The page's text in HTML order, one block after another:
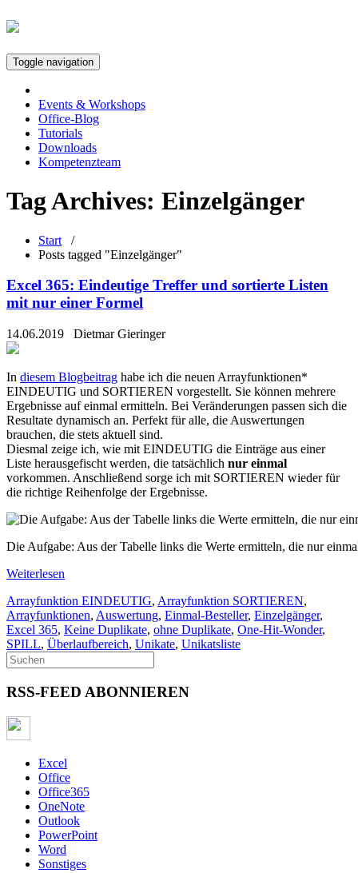
Toggle navigation
Events & Workshops
Office-Blog
Tutorials
Downloads
Kompetenzteam
Tag Archives: Einzelgänger
Start /
Posts tagged "Einzelgänger"
Excel 365: Eindeutige Treffer und sortierte Listen
mit nur einer Formel
14.06.2019 Dietmar Gieringer
In diesem Blogbeitrag habe ich die neuen Arrayfunktionen*
EINDEUTIG und SORTIEREN vorgestellt. Sie können mehrere
Ergebnisse auf einmal ermitteln. Bei Veränderungen passen sich die
Resultate dynamisch an. Perfekt für alle, die Auswertungen
brauchen, die stets aktuell sind.
Diesmal zeige ich, wie mit EINDEUTIG die Einträge aus einer
Liste herausgefischt werden, die tatsächlich nur einmal
vorkommen. Anschließend sorge ich mit SORTIEREN wieder für
die richtige Reihenfolge der Ergebnisse.
Die Aufgabe: Aus der Tabelle links die Werte ermitteln, die nur
Weiterlesen
Arrayfunktion EINDEUTIG, Arrayfunktion SORTIEREN,
Arrayfunktionen, Auswertung, Einmal-Besteller, Einzelgänger,
Excel 365, Keine Duplikate, ohne Duplikate, One-Hit-Wonder,
SPILL, Überlaufbereich, Unikate, Unikatsliste
RSS-FEED ABONNIEREN
Excel
Office
Office365
OneNote
Outlook
PowerPoint
Word
Sonstiges